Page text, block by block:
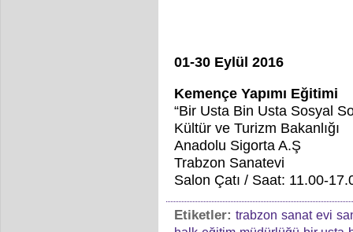
01-30 Eylül 2016
Kemençe Yapımı Eğitimi
“Bir Usta Bin Usta Sosyal
Kültür ve Turizm Bakanlığı
Anadolu Sigorta A.Ş
Trabzon Sanatevi
Salon Çatı / Saat: 11.00-
Etiketler: trabzon sanat evi